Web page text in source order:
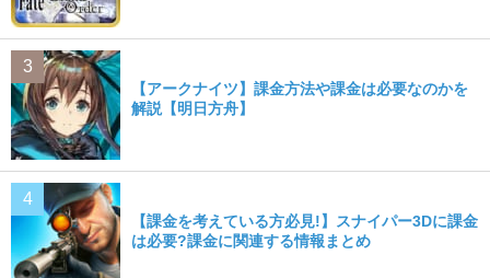
【アークナイツ】課金方法や課金は必要なのかを
解説【明日方舟】
【課金を考えている方必見!】スナイパー3Dに課金
は必要?課金に関連する情報まとめ